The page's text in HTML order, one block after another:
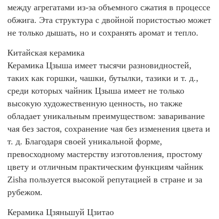
между агрегатами из-за объемного сжатия в процессе
обжига. Эта структура с двойной пористостью может
не только дышать, но и сохранять аромат и тепло.
Китайская керамика
Керамика Цзыша имеет тысячи разновидностей,
таких как горшки, чашки, бутылки, тазики и т. д.,
среди которых чайник Цзыша имеет не только
высокую художественную ценность, но также
обладает уникальным преимуществом: заваривание
чая без застоя, сохранение чая без изменения цвета и
т. д. Благодаря своей уникальной форме,
превосходному мастерству изготовления, простому
цвету и отличным практическим функциям чайник
Zisha пользуется высокой репутацией в стране и за
рубежом.
Керамика Цзяньшуй Цзитао